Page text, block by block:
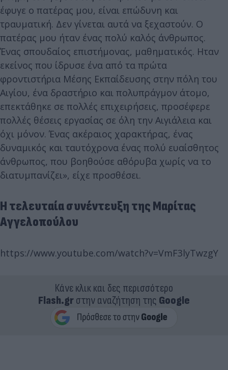
έφυγε ο πατέρας μου, είναι επώδυνη και
τραυματική. Δεν γίνεται αυτά να ξεχαστούν. Ο
πατέρας μου ήταν ένας πολύ καλός άνθρωπος.
Ένας σπουδαίος επιστήμονας, μαθηματικός. Ηταν
εκείνος που ίδρυσε ένα από τα πρώτα
φροντιστήρια Μέσης Εκπαίδευσης στην πόλη του
Αιγίου, ένα δραστήριο και πολυπράγμον άτομο,
επεκτάθηκε σε πολλές επιχειρήσεις, προσέφερε
πολλές θέσεις εργασίας σε όλη την Αιγιάλεια και
όχι μόνον. Ένας ακέραιος χαρακτήρας, ένας
δυναμικός και ταυτόχρονα ένας πολύ ευαίσθητος
άνθρωπος, που βοηθούσε αθόρυβα χωρίς να το
διατυμπανίζει», είχε προσθέσει.
Η τελευταία συνέντευξη της Μαρίτας
Αγγελοπούλου
https://www.youtube.com/watch?v=VmF3lyTwzgY
Κάνε κλικ και δες περισσότερο
Flash.grστην αναζήτηση της Google